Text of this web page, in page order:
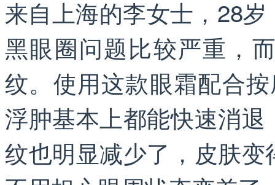
来自上海的李女士，28
黑眼圈问题比较严重，
纹。使用这款眼霜配合
浮肿基本上都能快速消
纹也明显减少了，皮肤